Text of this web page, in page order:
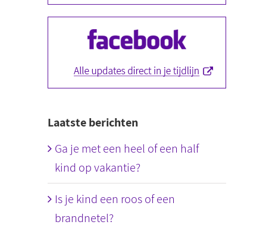
Laatste berichten
Ga je met een heel of een half
kind op vakantie?
Is je kind een roos of een
brandnetel?